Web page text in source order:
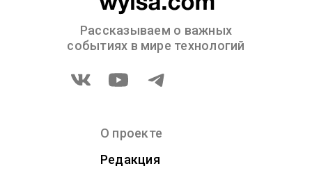
Рассказываем о важных
событиях в мире технологий
О проекте
Редакция